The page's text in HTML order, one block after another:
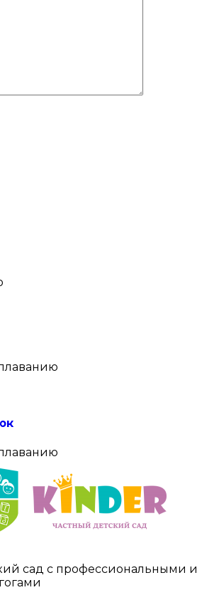
сад с профессиональными и